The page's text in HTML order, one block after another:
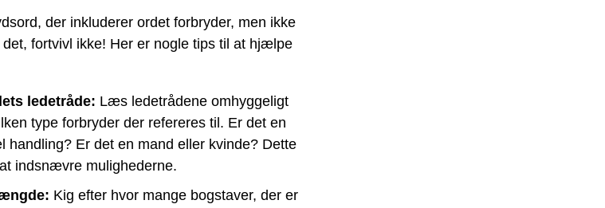
der inkluderer ordet forbryder, men ikke
fortvivl ikke! Her er nogle tips til at hjælpe
ledetråde: Læs ledetrådene omhyggeligt
type forbryder der refereres til. Er det en
handling? Er det en mand eller kvinde? Dette
indsnævre mulighederne.
Kig efter hvor mange bogstaver, der er